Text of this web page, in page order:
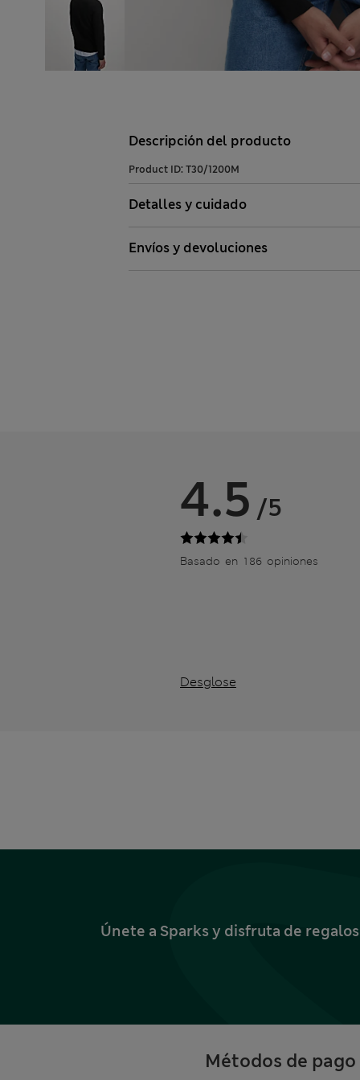
Descripción del producto
Product ID: T30/1200M
Detalles y cuidado
Envíos y devoluciones
4.5 /5
Basado en 186 opiniones
Desglose
Únete a Sparks y disfruta de
Métodos de pago